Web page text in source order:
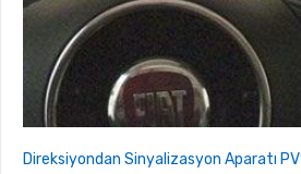
Direksiyondan Sinyalizasyon Aparatı